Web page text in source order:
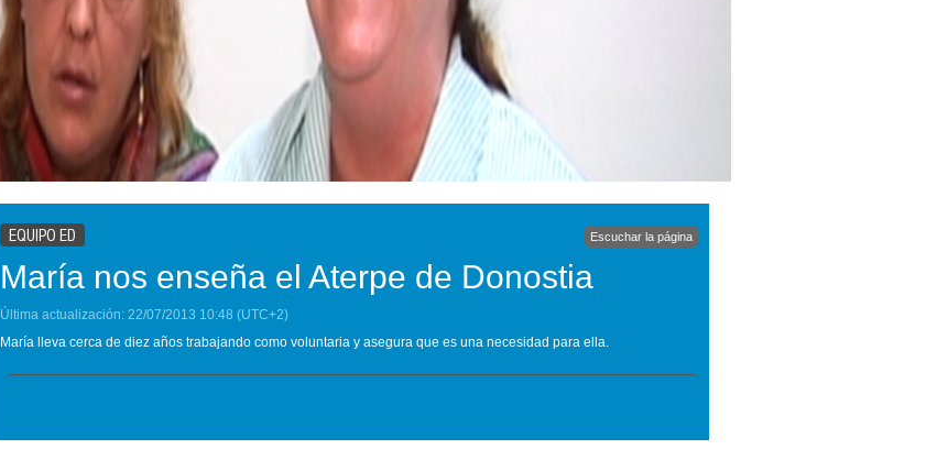
EQUIPO ED Escuchar la página
María nos enseña el Aterpe de Donostia
Última actualización: 22/07/2013 10:48 (UTC+2)
María lleva cerca de diez años trabajando como voluntaria y asegura que es una necesidad para ella.